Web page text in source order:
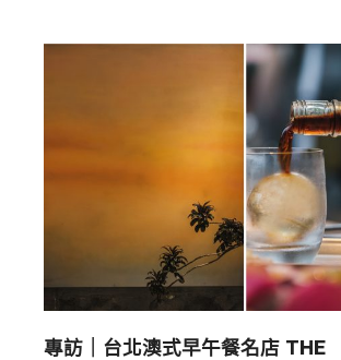
專訪｜台北澳式早午餐名店 THE